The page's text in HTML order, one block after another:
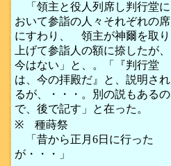
「領主と役人列席し判行堂に
おいて参詣の人々それぞれの席
にすわり、 領主が神爾を取り
上げて参詣人の額に捺したが、
今はない」と、。「『判行堂
は、今の拝殿だ』と、説明され
るが、・・・。別の説もあるの
で、後で記す」と在った。
※ 種蒔祭
「昔から正月6日に行った
が・・・」